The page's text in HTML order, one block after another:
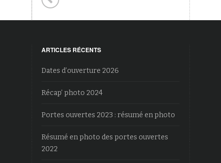
ARTICLES RÉCENTS
Dates d’ouverture 2026
Récap’ photo 2024
Portes ouvertes 2023 : résumé en photo
Résumé en photo des portes ouvertes
2022